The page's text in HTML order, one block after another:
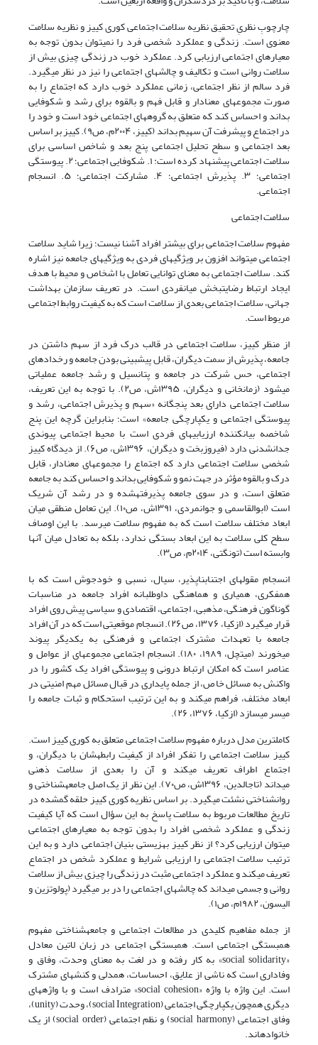
چارچوبِ نظریِ تحقیق نظریه سلامت اجتماعی کوری کییز و نظریه سلامت
معنوی است. زندگی و عملکرد شخصی فرد را نمیتوان بدون توجه به
معیارهای اجتماعی ارزیابی کرد. عملکرد خوب در زندگی چیزی بیش از
سلامت روانی است و تکالیف و چالشهای اجتماعی را نیز در نظر میگیرد.
فرد سالم از نظر اجتماعی، زمانی عملکرد خوب دارد که اجتماع را به
صورت مجموعهای معنادار و قابل فهم و بالقوه برای رشد و شکوفایی
بداند و احساس کند که متعلق به گروههای اجتماعی خود است و خود را
در اجتماع و پیشرفت آن سهیم بداند(کییز، ۲۰۰۴م، ص۹) . کییز بر اساس
بعد اجتماعی و سطح تحلیل اجتماعی پنج بعد و شاخص اساسی برای
سلامت اجتماعی پیشنهاد کرده است: ۱. شکوفایی اجتماعی؛ ۲. پیوستگی
اجتماعی؛ ۳. پذیرش اجتماعی؛ ۴. مشارکت اجتماعی؛ ۵. انسجام
اجتماعی.
سلامت اجتماعی
مفهوم سلامت اجتماعی برای بیشتر افراد آشنا نیست؛ زیرا شاید سلامت
اجتماعی میتواند افزون بر ویژگیهای فردی به ویژگیهای جامعه نیز اشاره
کند. سلامت اجتماعی به معنای توانایی تعامل با اشخاص و محیط با هدف
ایجاد ارتباط رضایتبخش میانفردی است. در تعریف سازمان بهداشت
جهانی، سلامت اجتماعی بعدی از سلامت است که به کیفیت روابط اجتماعی
مربوط است.
از منظر کییز، سلامت اجتماعی در قالب درک فرد از سهم داشتن در
جامعه، پذیرش از سمت دیگران، قابل پیشبینی بودن جامعه و رخدادهای
اجتماعی، حس شرکت در جامعه و پتانسیل و رشد جامعه عملیاتی
میشود (زمانخانی و دیگران، ۱۳۹۵ش، ص۲) . با توجه به این تعریف،
سلامت اجتماعی دارای بعد پنجگانه «سهم و پذیرش اجتماعی، رشد و
پیوستگی اجتماعی و یکپارچگی جامعه» است؛ بنابراین گرچه این پنج
شاخصه بیانکننده ارزیابیهای فردی است با محیط اجتماعی پیوندی
جدانشدنی دارد(فیروزبخت ودیگران، ۱۳۹۶ش، ص۶) . از دیدگاه کییز
شخصی سلامت اجتماعی دارد که اجتماع را مجموعهای معنادار، قابل
درک و بالقوه مؤثر در جهت نمو و شکوفایی بداند و احساس کند به جامعه
متعلق است، و در سوی جامعه پذیرفتهشده و در رشد آن شریک
است(ابوالقاسمی و جوانمردی، ۱۳۹۱ش، ص۱۰ ). این تعامل منطقی میان
ابعاد مختلف سلامت است که به مفهوم سلامت میرسد. با این اوصاف
سطح کلی سلامت به این ابعاد بستگی ندارد، بلکه به تعادل میان آنها
وابسته است(تونگتی، ۲۰۱۴م، ص۳)
.
انسجام مقولهای اجتنابناپذیر، سیال، نسبی و خودجوش است که با
همفکری، همیاری و هماهنگی داوطلبانه افراد جامعه در مناسبات
گوناگون فرهنگی، مذهبی، اجتماعی، اقتصادی و سیاسی پیش روی افراد
قرار میگیرد(ازکیا، ۱۳۷۶ ، ص۲۶) . انسجام موقعیتی است که در آن افراد
جامعه با تعهدات مشترک اجتماعی و فرهنگی به یکدیگر پیوند
میخورند (میتچل، ۱۹۸۹، ۱۸۰) . انسجام اجتماعی مجموعهای از عوامل و
عناصر است که امکان ارتباط درونی و پیوستگی افراد یک کشور را در
واکنش به مسائل خاص، از جمله پایداری در قبال مسائل مهم امنیتی در
ابعاد مختلف، فراهم میکند و به این ترتیب استحکام و ثبات جامعه را
میسر میسازد(ازکیا، ۱۳۷۶، ۲۶)
.
کاملترین مدل درباره مفهوم سلامت اجتماعی متعلق به کوری کییز است.
کییز سلامت اجتماعی را تفکر افراد از کیفیت رابطهشان با دیگران، و
اجتماع اطراف تعریف میکند و آن را بعدی از سلامت ذهنی
میداند(تاجالدین، ۱۳۹۶ش، ص۷۰) . این نظر از یک اصل جامعهشناختی و
روانشناختی نشئت میگیرد. بر اساس نظریه کوری کییز حلقه گمشده در
تاریخ مطالعات مربوط به سلامت پاسخ به این سؤال است که آیا کیفیت
زندگی و عملکرد شخصی افراد را بدون توجه به معیارهای اجتماعی
میتوان ارزیابی کرد؟ از نظر کییز بهزیستی بنیان اجتماعی دارد و به این
ترتیب سلامت اجتماعی را ارزیابی شرایط و عملکرد شخص در اجتماع
تعریف میکند و عملکرد اجتماعی مثبت در زندگی را چیزی بیش از سلامت
روانی و جسمی میداند که چالشهای اجتماعی را در بر میگیرد(پولوتزین و
الیسون، ۱۹۸۲م، ص۱ )
.
از جمله مفاهیم کلیدی در مطالعات اجتماعی و جامعهشناختی مفهوم
همبستگی اجتماعی است. همبستگی اجتماعی در زبان لاتین معادل
«social solidarity» به کار رفته و در لغت به معنای وحدت، وفاق و
وفاداری است که ناشی از علایق، احساسات، همدلی و کنشهای مشترک
است. این واژه با واژه «social cohesion» مترادف است و با واژههای
دیگری همچون یکپارچگی اجتماعی (social Integration)، وحدت (unity)،
وفاق اجتماعی (social harmony) و نظم اجتماعی (social order) از یک
خانوادهاند.